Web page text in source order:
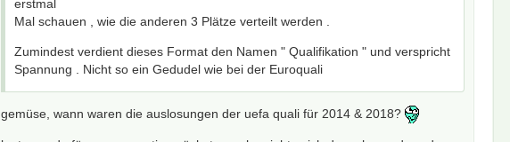
erstmal
Mal schauen , wie die anderen 3 Plätze verteilt werden .
Zumindest verdient dieses Format den Namen " Qualifikation " und verspricht
Spannung . Nicht so ein Gedudel wie bei der Euroquali
gemüse, wann waren die auslosungen der uefa quali für 2014 & 2018?